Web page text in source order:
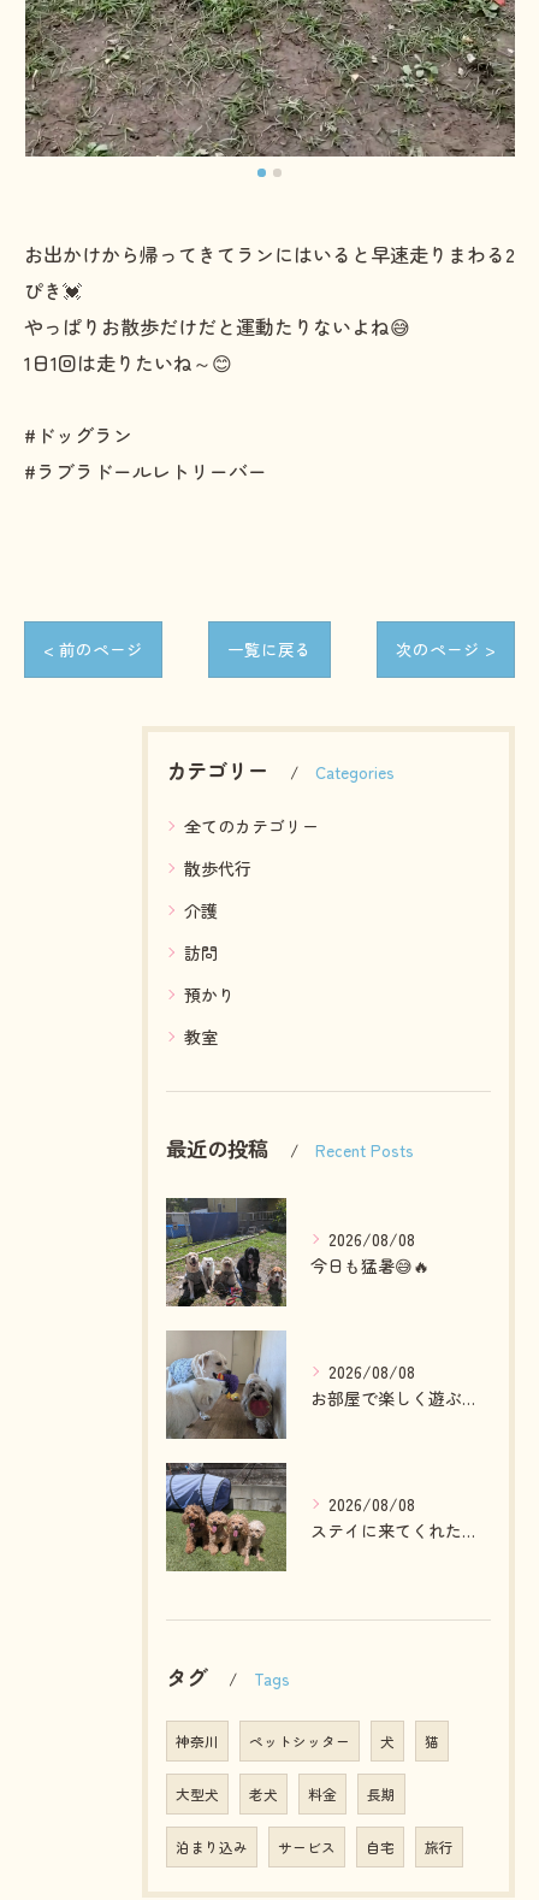
お出かけから帰ってきてランにはいると早速走りまわる2
ぴき💓
やっぱりお散歩だけだと運動たりないよね😅
1日1回は走りたいね～😊
#ドッグラン
#ラブラドールレトリーバー
< 前のページ 一覧に戻る 次のページ >
カテゴリー Categories
全てのカテゴリー
散歩代行
介護
訪問
預かり
教室
最近の投稿 Recent Posts
2026/08/08
今日も猛暑😅🔥
2026/08/08
お部屋で楽しく遊ぶわんこさん💓
2026/08/08
ステイに来てくれたプードルファミリー💓
タグ Tags
神奈川 ペットシッター 犬 猫
大型犬 老犬 料金 長期
泊まり込み サービス 自宅 旅行